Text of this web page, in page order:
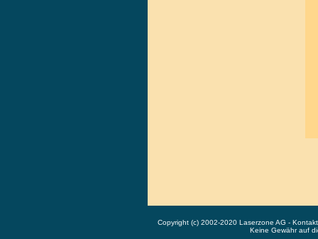
Copyright (c) 2002-2020 Laserzone AG -
Keine Gewähr auf